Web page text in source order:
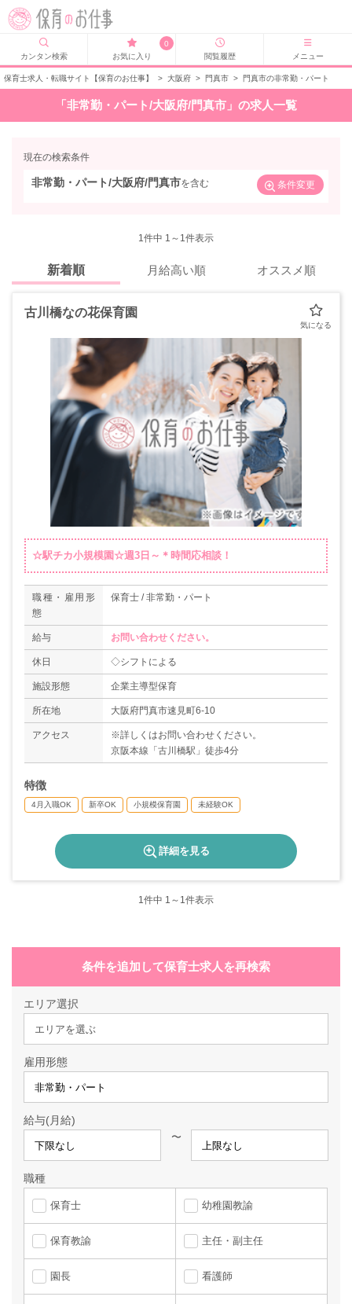
カンタン検索
0
お気に入り
閲覧履歴 メニュー
保育士求人・転職サイト【保育のお仕事】 > 大阪府 > 門真市 > 門真市の非常勤・パート
「非常勤・パート/大阪府/門真市」の求人一覧
現在の検索条件
非常勤・パート/大阪府/門真市を含む 条件変更
1件中 1～1件表示
新着順 月給高い順 オススメ順
古川橋なの花保育園
☆駅チカ小規模園☆週3日～＊時間応相談！
職種・雇用形
態
保育士 / 非常勤・パート
給与 お問い合わせください。
休日 ◇シフトによる
施設形態 企業主導型保育
所在地 大阪府門真市速見町6-10
アクセス
※詳しくはお問い合わせください。
京阪本線「古川橋駅」徒歩4分
特徴
4月入職OK 新卒OK 小規模保育園 未経験OK
詳細を見る
1件中 1～1件表示
条件を追加して保育士求人を再検索
エリア選択
エリアを選ぶ
雇用形態
給与(月給)
〜
職種
保育士 幼稚園教諭
保育教諭 主任・副主任
園長 看護師